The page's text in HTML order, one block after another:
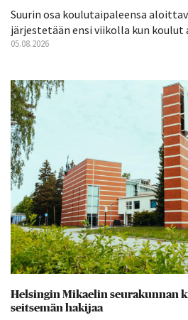
Suurin osa koulutaipaleensa
järjestetään ensi viikolla kun koulut
05.08.2026
Helsingin Mikaelin seurakunnan
seitsemän hakijaa